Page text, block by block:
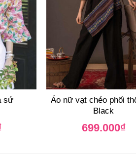
sứ
Áo nữ vạt chéo phối
Black
699.000₫